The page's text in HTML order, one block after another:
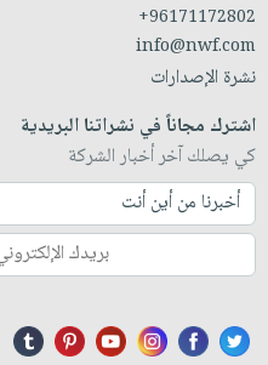
+96171172802
info@nwf.com
نشرة الإصدارات
اشترك مجاناً في نشراتنا البريدية
كي يصلك آخر أخبار الشركة